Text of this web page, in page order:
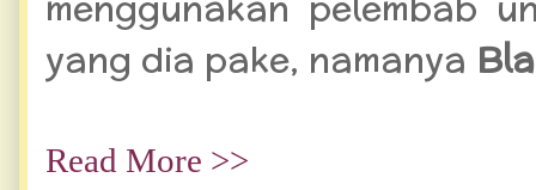
yang dia pake, namanya
Read More >>